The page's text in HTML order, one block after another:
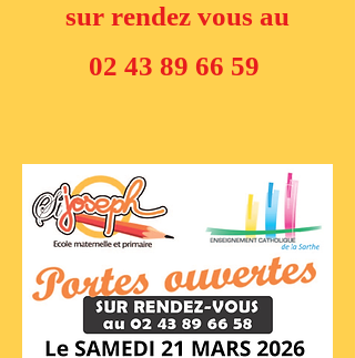
sur rendez vous au​
02 43 89 66 59